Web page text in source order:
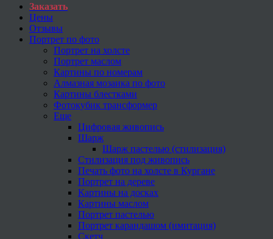
Заказать
Цены
Отзывы
Портрет по фото
Портрет на холсте
Портрет маслом
Картины по номерам
Алмазная мозаика по фото
Картины блестками
Фотокубик трансформер
Еще
Цифровая живопись
Шарж
Шарж пастелью (стилизация)
Стилизация под живопись
Печать фото на холсте в Кургане
Портрет на дереве
Картины на досках
Картины маслом
Портрет пастелью
Портрет карандашом (имитация)
Скетч